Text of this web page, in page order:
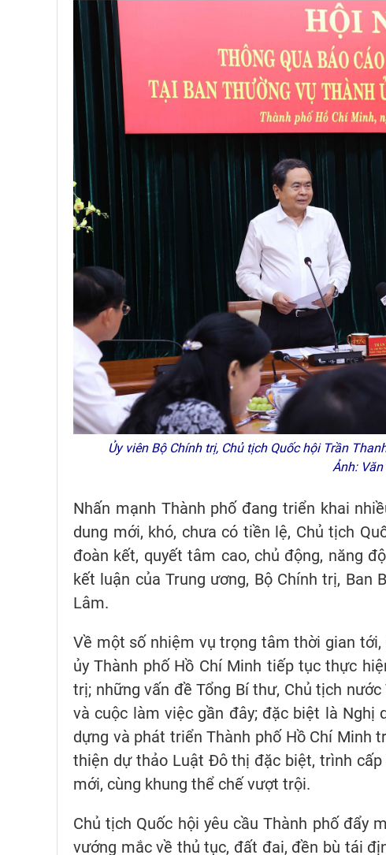
Ủy viên Bộ Chính trị, Chủ tịch Quốc hội Trần
Ảnh:
Nhấn mạnh Thành phố đang triển khai
dung mới, khó, chưa có tiền lệ, Chủ tịch
đoàn kết, quyết tâm cao, chủ động, năng
kết luận của Trung ương, Bộ Chính trị, Ban
Lâm.
Về một số nhiệm vụ trọng tâm thời gian
ủy Thành phố Hồ Chí Minh tiếp tục thực
trị; những vấn đề Tổng Bí thư, Chủ tịch
và cuộc làm việc gần đây; đặc biệt là Nghị
dựng và phát triển Thành phố Hồ Chí Minh
thiện dự thảo Luật Đô thị đặc biệt, trình
mới, cùng khung thể chế vượt trội.
Chủ tịch Quốc hội yêu cầu Thành phố đẩy
vướng mắc về thủ tục, đất đai, đền bù tái